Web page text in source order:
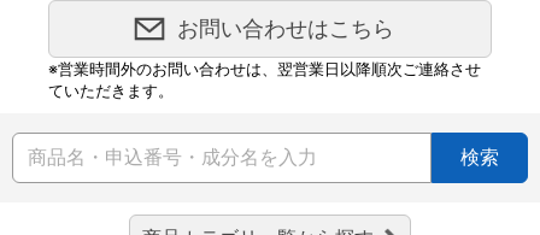
お問い合わせはこちら
※営業時間外のお問い合わせは、翌営業日以降順次ご連絡させ
ていただきます。
検索